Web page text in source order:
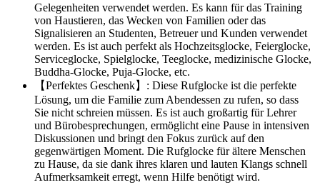
Gelegenheiten verwendet werden. Es kann für das Training
von Haustieren, das Wecken von Familien oder das
Signalisieren an Studenten, Betreuer und Kunden verwendet
werden. Es ist auch perfekt als Hochzeitsglocke, Feierglocke,
Serviceglocke, Spielglocke, Teeglocke, medizinische Glocke,
Buddha-Glocke, Puja-Glocke, etc.
【Perfektes Geschenk】: Diese Rufglocke ist die perfekte
Lösung, um die Familie zum Abendessen zu rufen, so dass
Sie nicht schreien müssen. Es ist auch großartig für Lehrer
und Bürobesprechungen, ermöglicht eine Pause in intensiven
Diskussionen und bringt den Fokus zurück auf den
gegenwärtigen Moment. Die Rufglocke für ältere Menschen
zu Hause, da sie dank ihres klaren und lauten Klangs schnell
Aufmerksamkeit erregt, wenn Hilfe benötigt wird.